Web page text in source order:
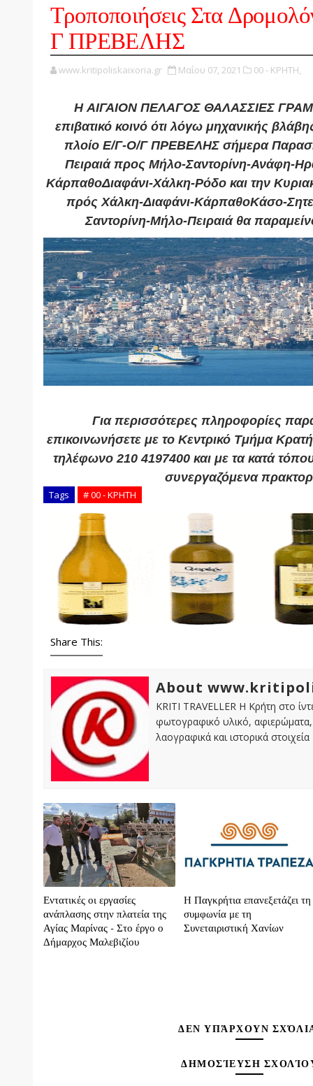
Τροποποιήσεις Στα
Γ ΠΡΕΒΕΛΗΣ
www.kritipoliskaixoria.gr Μαΐου 07, 2021 00 - ΚΡΗΤΗ,
H ΑΙΓΑΙΟΝ ΠΕΛΑΓΟΣ ΘΑΛΑΣΣΙΕΣ
επιβατικό κοινό ότι λόγω μηχανικής
πλοίο Ε/Γ-Ο/Γ ΠΡΕΒΕΛΗΣ σήμερα
Πειραιά προς Μήλο-Σαντορίνη-Ανάφη-
ΚάρπαθοΔιαφάνι-Χάλκη-Ρόδο και την
πρός Χάλκη-Διαφάνι-ΚάρπαθοΚάσο-
Σαντορίνη-Μήλο-Πειραιά θα
Για περισσότερες πληροφορίες
επικοινωνήσετε με το Κεντρικό Τμήμα
τηλέφωνο 210 4197400 και με τα κατά
συνεργαζόμενα
Tags # 00 - ΚΡΗΤΗ
Share This:
About
KRITI TRAVELLER Η Κρήτη στο
φωτογραφικό υλικό,
λαογραφικά και ιστορικά στοιχεία
Εντατικές οι εργασίες
ανάπλασης στην πλατεία της
Αγίας Μαρίνας - Στο έργο ο
Δήμαρχος Μαλεβιζίου
H Παγκρήτια επανεξετάζει τη
συμφωνία με τη
Συνεταιριστική Χανίων
ΔΕΝ ΥΠΆΡΧΟΥΝ
ΔΗΜΟΣΊΕΥΣΗ